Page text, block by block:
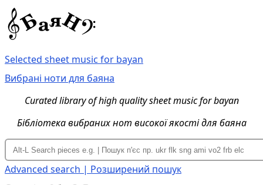
Selected sheet music for bayan
Вибрані ноти для баяна
Curated library of high quality sheet music for bayan
Бібліотека вибраних нот високої якості для баяна
Advanced search | Розширений пошук